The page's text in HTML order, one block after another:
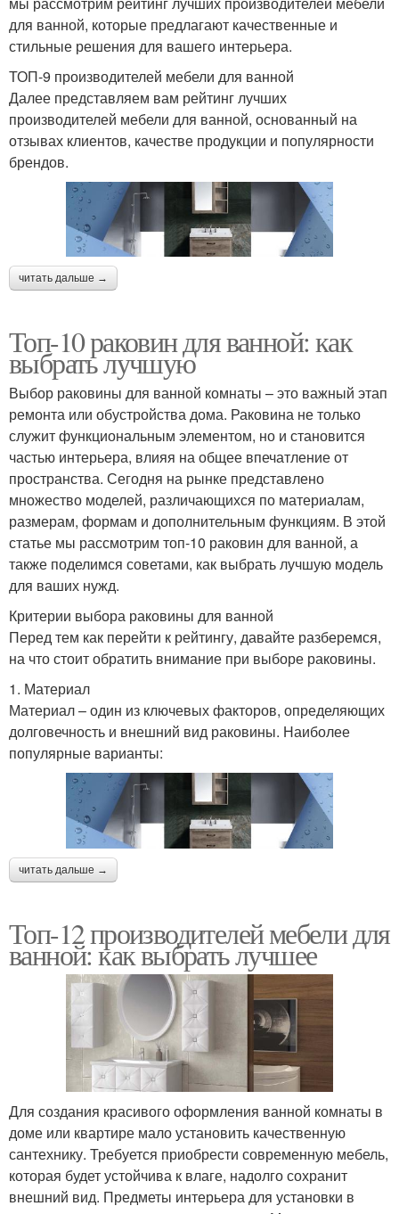
для ванной, которые предлагают качественные и
стильные решения для вашего интерьера.
ТОП-9 производителей мебели для ванной
Далее представляем вам рейтинг лучших
производителей мебели для ванной, основанный на
отзывах клиентов, качестве продукции и популярности
брендов.
читать дальше →
Топ-10 раковин для ванной: как
выбрать лучшую
Выбор раковины для ванной комнаты – это важный этап
ремонта или обустройства дома. Раковина не только
служит функциональным элементом, но и становится
частью интерьера, влияя на общее впечатление от
пространства. Сегодня на рынке представлено
множество моделей, различающихся по материалам,
размерам, формам и дополнительным функциям. В этой
статье мы рассмотрим топ-10 раковин для ванной, а
также поделимся советами, как выбрать лучшую модель
для ваших нужд.
Критерии выбора раковины для ванной
Перед тем как перейти к рейтингу, давайте разберемся,
на что стоит обратить внимание при выборе раковины.
1. Материал
Материал – один из ключевых факторов, определяющих
долговечность и внешний вид раковины. Наиболее
популярные варианты:
читать дальше →
Топ-12 производителей мебели для
ванной: как выбрать лучшее
Для создания красивого оформления ванной комнаты в
доме или квартире мало установить качественную
сантехнику. Требуется приобрести современную мебель,
которая будет устойчива к влаге, надолго сохранит
внешний вид. Предметы интерьера для установки в